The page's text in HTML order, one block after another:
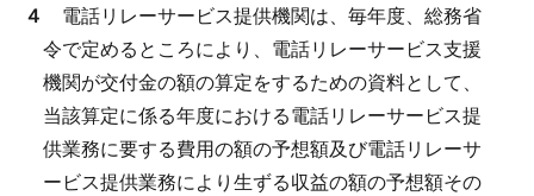
４ 電話リレーサービス提供機関は、毎年度、総務省
令で定めるところにより、電話リレーサービス支援
機関が交付金の額の算定をするための資料として、
当該算定に係る年度における電話リレーサービス提
供業務に要する費用の額の予想額及び電話リレーサ
ービス提供業務により生ずる収益の額の予想額その